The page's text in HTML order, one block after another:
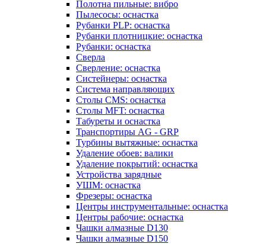
Полотна пильные: вибро
Пылесосы: оснастка
Рубанки PLP: оснастка
Рубанки плотницкие: оснастка
Рубанки: оснастка
Сверла
Сверление: оснастка
Систейнеры: оснастка
Система направляющих
Столы CMS: оснастка
Столы MFT: оснастка
Табуреты и оснастка
Транспортиры AG - GRP
Турбины вытяжные: оснастка
Удаление обоев: валики
Удаление покрытий: оснастка
Устройства зарядные
УШМ: оснастка
Фрезеры: оснастка
Центры инструментальные: оснастка
Центры рабочие: оснастка
Чашки алмазные D130
Чашки алмазные D150